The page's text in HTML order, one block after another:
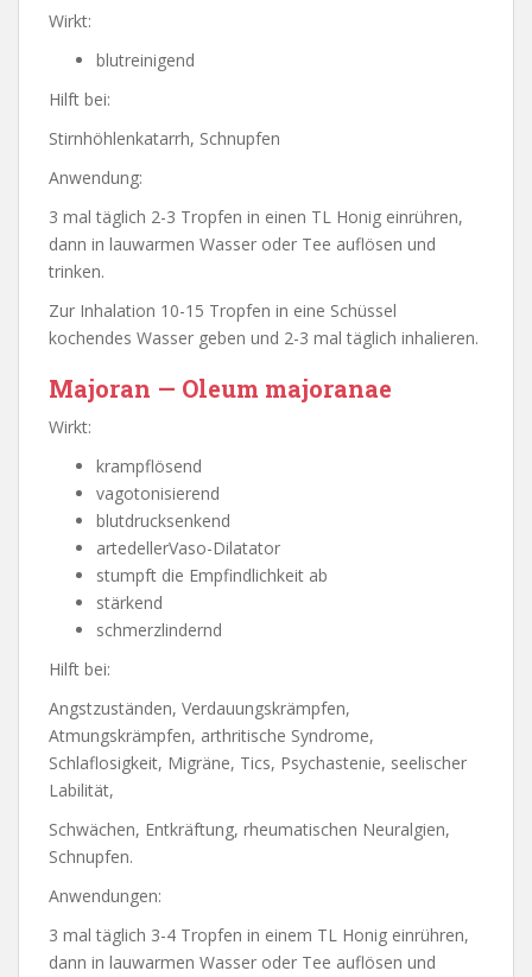
Wirkt:
blutreinigend
Hilft bei:
Stirnhöhlenkatarrh, Schnupfen
Anwendung:
3 mal täglich 2-3 Tropfen in einen TL Honig einrühren,
dann in lauwarmen Wasser oder Tee auflösen und
trinken.
Zur Inhalation 10-15 Tropfen in eine Schüssel
kochendes Wasser geben und 2-3 mal täglich inhalieren.
Majoran — Oleum majoranae
Wirkt:
krampflösend
vagotonisierend
blutdrucksenkend
artedellerVaso-Dilatator
stumpft die Empfindlichkeit ab
stärkend
schmerzlindernd
Hilft bei:
Angstzuständen, Verdauungskrämpfen,
Atmungskrämpfen, arthritische Syndrome,
Schlaflosigkeit, Migräne, Tics, Psychastenie, seelischer
Labilität,
Schwächen, Entkräftung, rheumatischen Neuralgien,
Schnupfen.
Anwendungen:
3 mal täglich 3-4 Tropfen in einem TL Honig einrühren,
dann in lauwarmen Wasser oder Tee auflösen und